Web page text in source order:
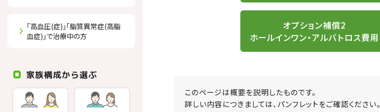
「高血圧(症)」「脂質異常症(高脂
血症)」で治療中の方
家族構成から選ぶ
オプション補償2
ホールインワン・アルバトロス費用
このページは概要を説明したものです。
詳しい内容につきましては、パンフレットをご確認ください。